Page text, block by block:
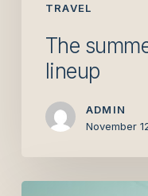
TRAVEL
The
lineup
ADMIN
November